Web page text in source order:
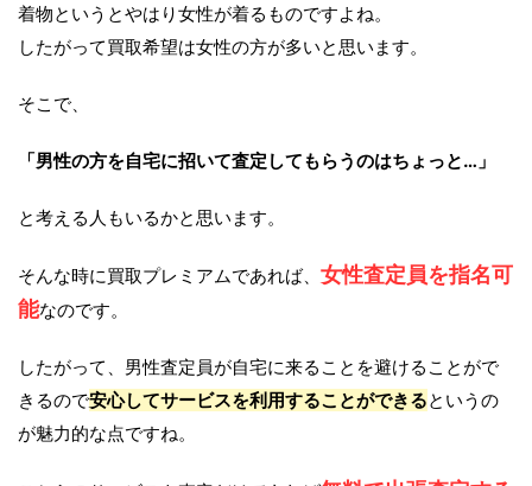
着物というとやはり女性が着るものですよね。
したがって買取希望は女性の方が多いと思います。
そこで、
「男性の方を自宅に招いて査定してもらうのはちょっと…」
と考える人もいるかと思います。
そんな時に買取プレミアムであれば、 女性査定員を指名可
能なのです。
したがって、男性査定員が自宅に来ることを避けることがで
きるので安心してサービスを利用することができるというの
が魅力的な点ですね。